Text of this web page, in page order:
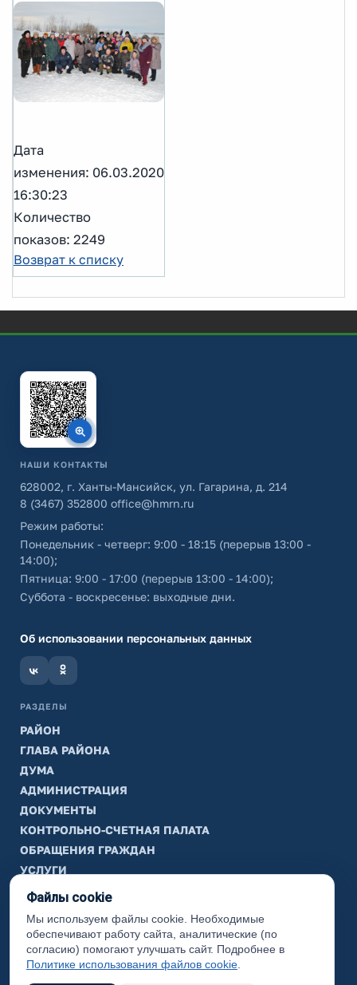
Дата
изменения: 06.03.2020
16:30:23
Количество
показов: 2249
Возврат к списку
НАШИ КОНТАКТЫ
628002, г. Ханты-Мансийск, ул. Гагарина, д. 214
8 (3467) 352800 office@hmrn.ru
Режим работы:
Понедельник - четверг: 9:00 - 18:15 (перерыв 13:00 -
14:00);
Пятница: 9:00 - 17:00 (перерыв 13:00 - 14:00);
Суббота - воскресенье: выходные дни.
Об использовании персональных данных
РАЗДЕЛЫ
РАЙОН
ГЛАВА РАЙОНА
ДУМА
АДМИНИСТРАЦИЯ
ДОКУМЕНТЫ
КОНТРОЛЬНО-СЧЕТНАЯ ПАЛАТА
ОБРАЩЕНИЯ ГРАЖДАН
УСЛУГИ
ТИК
ИНФОРМАЦИЯ
Законодательная карта
Карта сайта
Файлы cookie
Мы используем файлы cookie. Необходимые
обеспечивают работу сайта, аналитические (по
согласию) помогают улучшать сайт. Подробнее в
Политике использования файлов cookie